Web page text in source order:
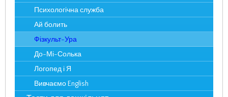
Психологічна служба
Ай болить
Фізкульт-Ура
До-Мі-Солька
Логопед і Я
Вивчаємо English